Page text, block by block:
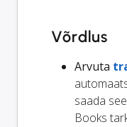
Võrdlus
Arvuta
saada
Books